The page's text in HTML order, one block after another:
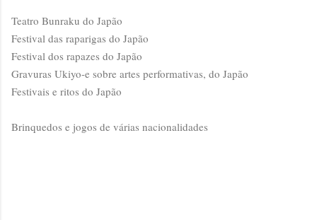
Teatro Bunraku do Japão
Festival das raparigas do Japão
Festival dos rapazes do Japão
Gravuras Ukiyo-e sobre artes performativas, do Japão
Festivais e ritos do Japão
Brinquedos e jogos de várias nacionalidades